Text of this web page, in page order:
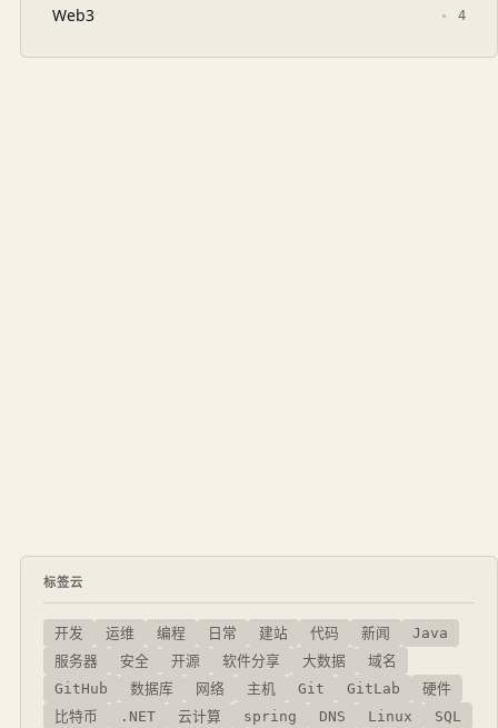
Web3 4
标签云
开发 运维 编程 日常 建站 代码 新闻
Java
服务器
安全 开源 软件分享 大数据
域名
GitHub
数据库 网络 主机 Git GitLab
硬件
比特币
.NET 云计算 spring DNS Linux
SQL